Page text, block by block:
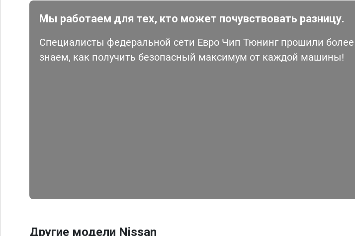
Мы работаем для тех, кто может почувствовать разницу.
Специалисты федеральной сети Евро Чип Тюнинг прошили
знаем, как получить безопасный максимум от каждой машины!
Другие модели Nissan